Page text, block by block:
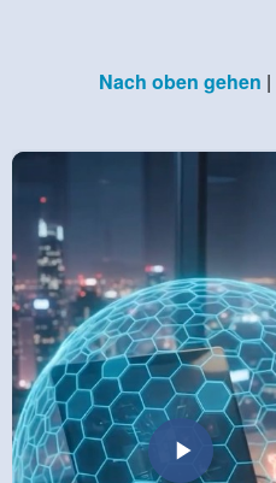
Nach oben gehen |